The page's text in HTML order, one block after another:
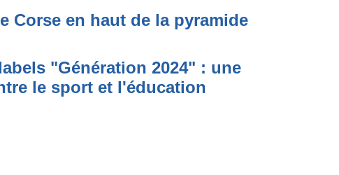
Corse en haut de la pyramide
"Génération 2024" : une
le sport et l'éducation